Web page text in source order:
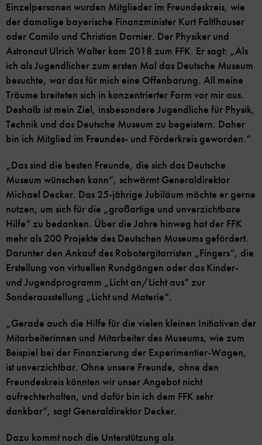
Einzelpersonen wurden Mitglieder im Freundeskreis, wie
der damalige bayerische Finanzminister Kurt Faltlhauser
oder Camilo und Christian Dornier. Der Physiker und
Astronaut Ulrich Walter kam 2018 zum FFK. Er sagt: „Als
ich als Jugendlicher zum ersten Mal das Deutsche Museum
besuchte, war das für mich eine Offenbarung. All meine
Träume breiteten sich in konzentrierter Form vor mir aus.
Deshalb ist mein Ziel, insbesondere Jugendliche für Physik,
Technik und das Deutsche Museum zu begeistern. Daher
bin ich Mitglied im Freundes- und Förderkreis geworden.“
„Das sind die besten Freunde, die sich das Deutsche
Museum wünschen kann“, schwärmt Generaldirektor
Michael Decker. Das 25-jährige Jubiläum möchte er gerne
nutzen, um sich für die „großartige und unverzichtbare
Hilfe“ zu bedanken. Über die Jahre hinweg hat der FFK
mehr als 200 Projekte des Deutschen Museums gefördert.
Darunter den Ankauf des Robotergitarristen „Fingers“, die
Erstellung von virtuellen Rundgängen oder das Kinder-
und Jugendprogramm „Licht an/Licht aus“ zur
Sonderausstellung „Licht und Materie“.
„Gerade auch die Hilfe für die vielen kleinen Initiativen der
Mitarbeiterinnen und Mitarbeiter des Museums, wie zum
Beispiel bei der Finanzierung der Experimentier-Wagen,
ist unverzichtbar. Ohne unsere Freunde, ohne den
Freundeskreis könnten wir unser Angebot nicht
aufrechterhalten, und dafür bin ich dem FFK sehr
dankbar“, sagt Generaldirektor Decker.
Dazu kommt noch die Unterstützung als